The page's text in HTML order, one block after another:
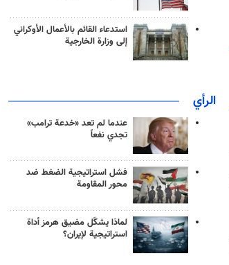
استدعاء القائم بالأعمال الأوكراني
إلى وزارة الخارجية
الرأي
عندما لم تعد «خدعة ترامب»
تجدي نفعاً
فشل استراتيجية الضغط ضد
محور المقاومة
لماذا يشكّل مضيق هرمز أداة
استراتيجية لإيران؟